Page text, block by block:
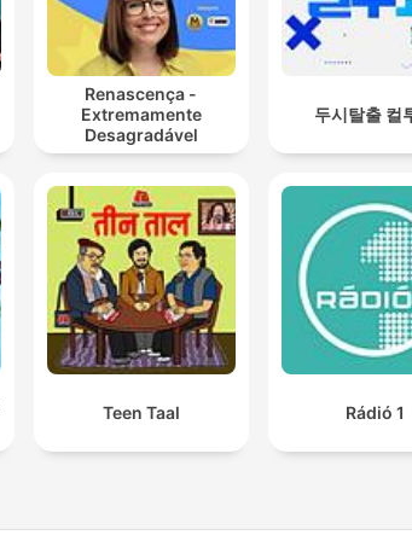
Renascença -
Extremamente
Desagradável
두시탈출 컬
Teen Taal Rádió 1